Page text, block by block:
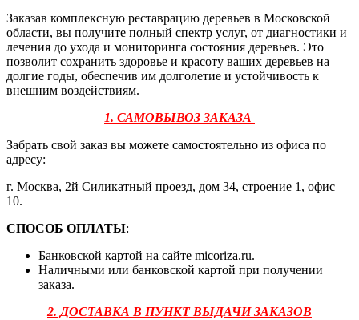
Заказав комплексную реставрацию деревьев в Московской
области, вы получите полный спектр услуг, от диагностики и
лечения до ухода и мониторинга состояния деревьев. Это
позволит сохранить здоровье и красоту ваших деревьев на
долгие годы, обеспечив им долголетие и устойчивость к
внешним воздействиям.
1. САМОВЫВОЗ ЗАКАЗА
Забрать свой заказ вы можете самостоятельно из офиса по
адресу:
г. Москва, 2й Силикатный проезд, дом 34, строение 1, офис
10.
СПОСОБ ОПЛАТЫ:
Банковской картой на сайте micoriza.ru.
Наличными или банковской картой при получении
заказа.
2. ДОСТАВКА В ПУНКТ ВЫДАЧИ ЗАКАЗОВ